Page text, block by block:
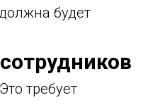
будет
требует